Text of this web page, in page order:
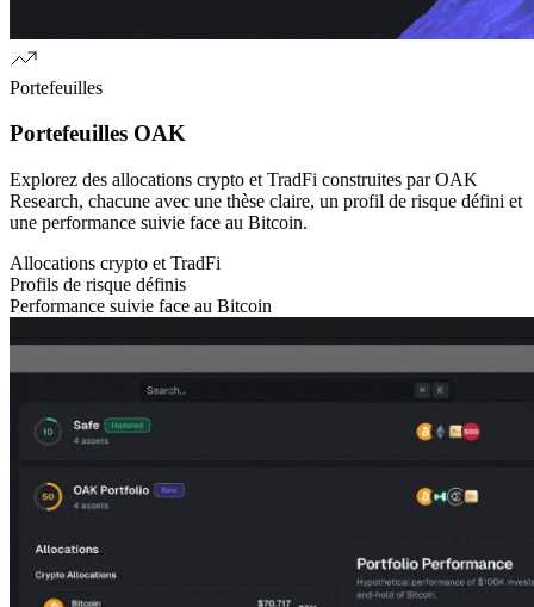
Portefeuilles
Portefeuilles OAK
Explorez des allocations crypto et TradFi construites par OAK
Research, chacune avec une thèse claire, un profil de risque défini et
une performance suivie face au Bitcoin.
Allocations crypto et TradFi
Profils de risque définis
Performance suivie face au Bitcoin